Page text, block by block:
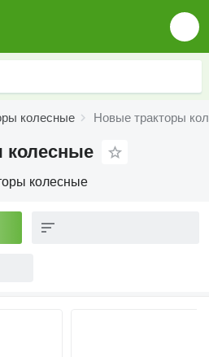
колесные Новые тракторы
колесные
колесные